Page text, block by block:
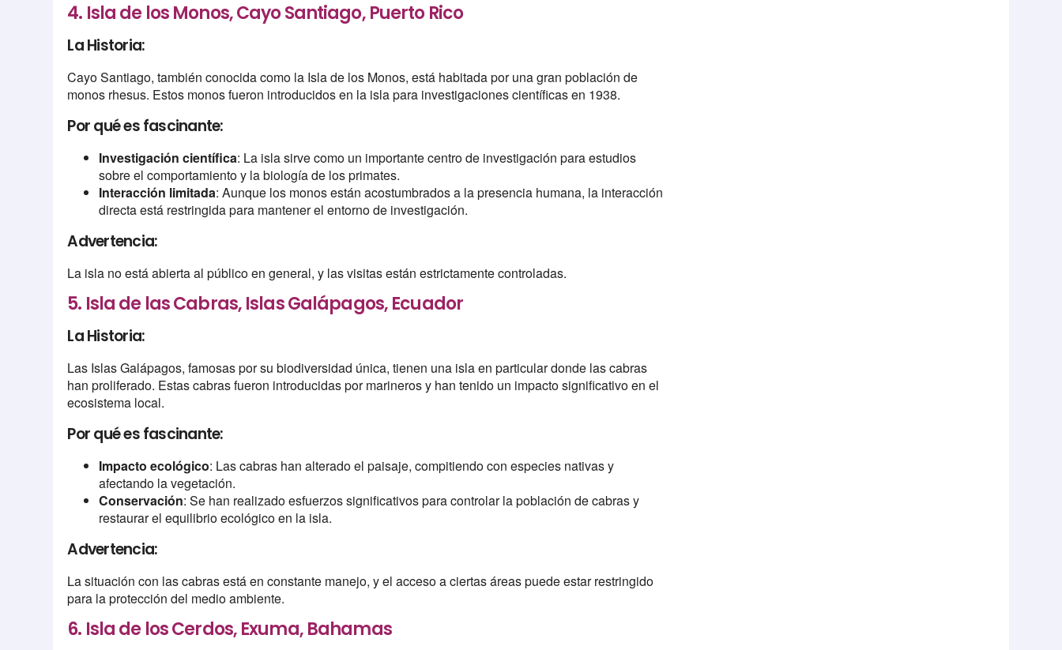
4. Isla de los Monos, Cayo Santiago, Puerto Rico
La Historia:
Cayo Santiago, también conocida como la Isla de los Monos, está habitada por una gran población de
monos rhesus. Estos monos fueron introducidos en la isla para investigaciones científicas en 1938.
Por qué es fascinante:
Investigación científica: La isla sirve como un importante centro de investigación para estudios
sobre el comportamiento y la biología de los primates.
Interacción limitada: Aunque los monos están acostumbrados a la presencia humana, la interacción
directa está restringida para mantener el entorno de investigación.
Advertencia:
La isla no está abierta al público en general, y las visitas están estrictamente controladas.
5. Isla de las Cabras, Islas Galápagos, Ecuador
La Historia:
Las Islas Galápagos, famosas por su biodiversidad única, tienen una isla en particular donde las cabras
han proliferado. Estas cabras fueron introducidas por marineros y han tenido un impacto significativo en el
ecosistema local.
Por qué es fascinante:
Impacto ecológico: Las cabras han alterado el paisaje, compitiendo con especies nativas y
afectando la vegetación.
Conservación: Se han realizado esfuerzos significativos para controlar la población de cabras y
restaurar el equilibrio ecológico en la isla.
Advertencia:
La situación con las cabras está en constante manejo, y el acceso a ciertas áreas puede estar restringido
para la protección del medio ambiente.
6. Isla de los Cerdos, Exuma, Bahamas